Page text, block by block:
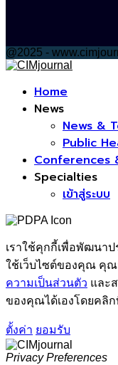
@2025 -
Home
News
News &
Public
Conferences
Specialties
เข้าสู่ระบบ
เราใช้คุกกี้เพื่อพัฒนา
ใช้เว็บไซต์ของคุณ คุณ
ความเป็นส่วนตัว และ
ของคุณได้เองโดยคลิก
ตั้งค่า ยอมรับ
Privacy Preferences